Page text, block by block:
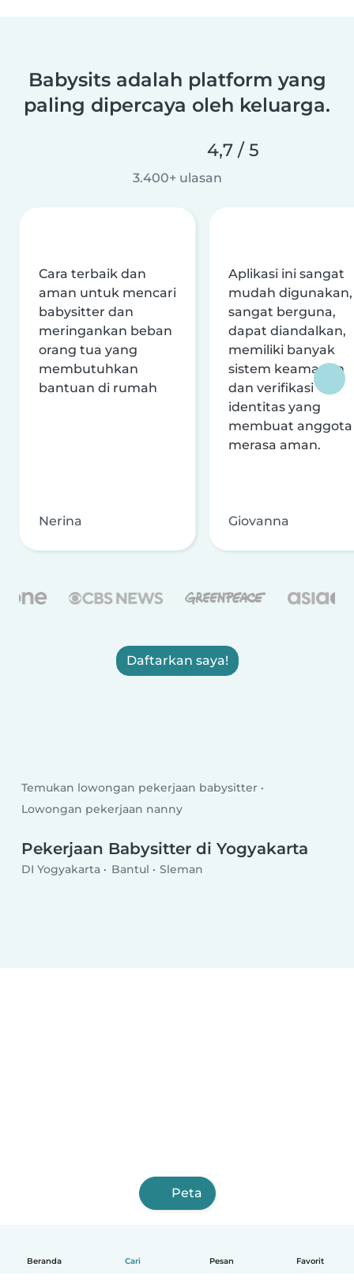
Beranda Cari Pesan Favorit
Babysits adalah platform yang
paling dipercaya oleh keluarga.
4,7 / 5
3.400+ ulasan
Cara terbaik dan
aman untuk mencari
babysitter dan
meringankan beban
orang tua yang
membutuhkan
bantuan di rumah
Nerina
Aplikasi ini sangat
mudah digunakan,
sangat berguna,
dapat diandalkan,
memiliki banyak
sistem keamanan
dan verifikasi
identitas yang
membuat anggota
merasa aman.
Giovanna
Daftarkan saya!
Temukan lowongan pekerjaan babysitter
Lowongan pekerjaan nanny
Pekerjaan Babysitter di Yogyakarta
DI Yogyakarta Bantul Sleman
Peta